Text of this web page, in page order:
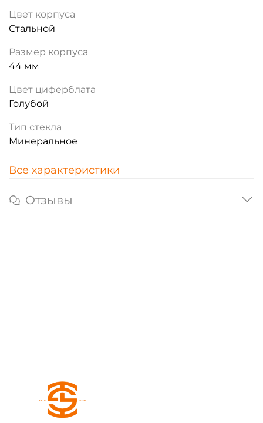
Цвет корпуса
Стальной
Размер корпуса
44 мм
Цвет циферблата
Голубой
Тип стекла
Минеральное
Все характеристики
Отзывы